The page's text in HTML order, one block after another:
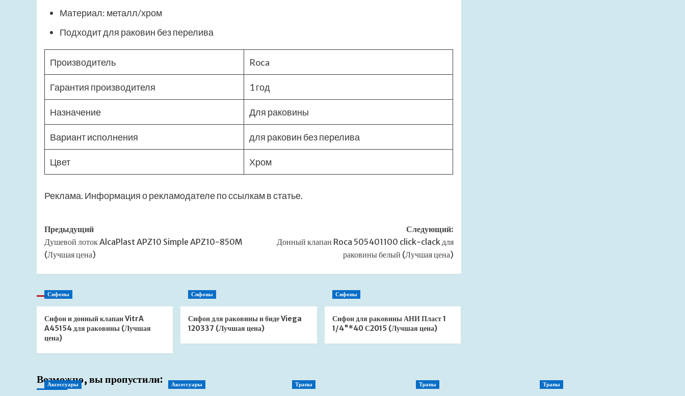
Материал: металл/хром
Подходит для раковин без перелива
Производитель Roca
Гарантия производителя 1 год
Назначение Для раковины
Вариант исполнения для раковин без перелива
Цвет Хром
Реклама. Информация о рекламодателе по ссылкам в статье.
Навигация
записи
Предыдущий
Душевой лоток AlcaPlast APZ10 Simple APZ10-850M
(Лучшая цена)
Следующий:
Донный клапан Roca 505401100 click-clack для
раковины белый (Лучшая цена)
Сифоны
Сифон и донный клапан VitrA
A45154 для раковины (Лучшая
цена)
Сифоны
Сифон для раковины и биде Viega
120337 (Лучшая цена)
Сифоны
Сифон для раковины АНИ Пласт 1
1/4"*40 С2015 (Лучшая цена)
Возможно, вы пропустили:
Аксессуары Аксессуары Трапы Трапы Трапы